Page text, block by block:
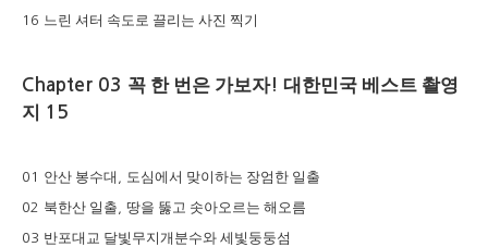
16 느린 셔터 속도로 끌리는 사진 찍기
Chapter 03 꼭 한 번은 가보자! 대한민국 베스트 촬영
지
15
01 안산 봉수대 도심에서 맞이하는 장엄한 일출
02 북한산 일출 땅을 뚫고 솟아오르는 해오름
03 반포대교 달빛무지개분수와 세빛둥둥섬